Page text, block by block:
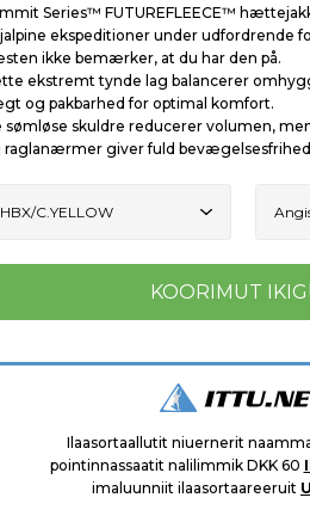
Series™ FUTUREFLEECE™
ekspeditioner under udfordrende
ikke bemærker, at du har den på.
ekstremt tynde lag balancerer
og pakbarhed for optimal komfort.
sømløse skuldre reducerer volumen,
raglanærmer giver fuld
Ilaasortaallutit niuernerit
pointinnassaatit nalilimmik DKK 60
imaluunniit ilaasortaareeruit